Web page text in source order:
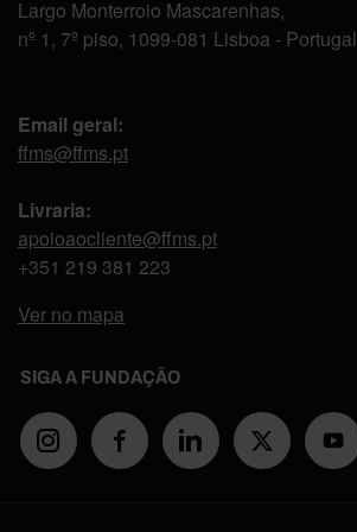
Largo Monterroio Mascarenhas,
nº 1, 7º piso, 1099-081 Lisboa - Portugal
Email geral:
ffms@ffms.pt
Livraria:
apoioaocliente@ffms.pt
+351 219 381 223
Ver no mapa
SIGA A FUNDAÇÃO